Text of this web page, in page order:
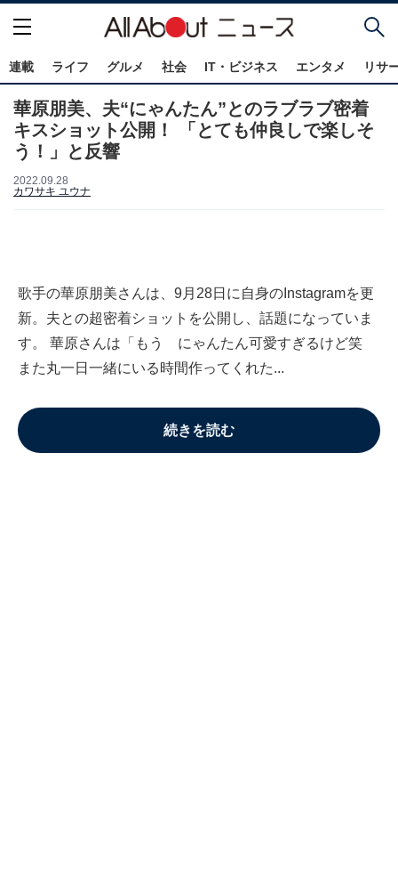
連載 ライフ グルメ 社会 IT・ビジネス エンタメ リサ
華原朋美、夫“にゃんたん”とのラブラブ密着
キスショット公開！ 「とても仲良しで楽しそ
う！」と反響
2022.09.28
カワサキ ユウナ
歌手の華原朋美さんは、9月28日に自身のInstagramを更
新。夫との超密着ショットを公開し、話題になっていま
す。 華原さんは「もう にゃんたん可愛すぎるけど笑
また丸一日一緒にいる時間作ってくれた...
続きを読む